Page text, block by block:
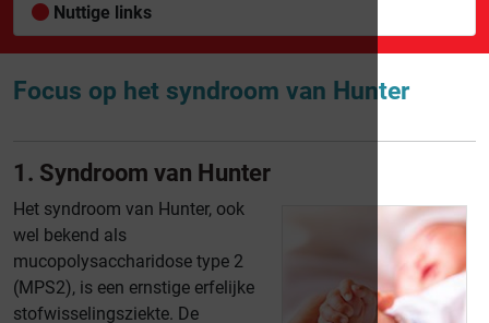
Nuttige links
Focus op het syndroom van Hunter
1. Syndroom van Hunter
Het syndroom van Hunter, ook
wel bekend als
mucopolysaccharidose type 2
(MPS2), is een ernstige erfelijke
stofwisselingsziekte. De